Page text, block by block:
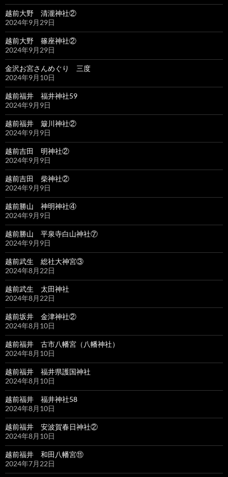
越前大野 清瀧神社②
2024年9月29日
越前大野 篠座神社②
2024年9月29日
金沢お宮さんめぐり 三度
2024年9月10日
越前福井 福井神社59
2024年9月9日
越前福井 簸川神社②
2024年9月9日
越前吉田 明神社②
2024年9月9日
越前吉田 柴神社②
2024年9月9日
越前勝山 神明神社④
2024年9月9日
越前勝山 平泉寺白山神社⑦
2024年9月9日
越前武生 総社大神宮③
2024年8月22日
越前武生 太田神社
2024年8月22日
越前坂井 金津神社②
2024年8月10日
越前福井 古市八幡宮（八幡神社）
2024年8月10日
越前福井 福井県護国神社
2024年8月10日
越前福井 福井神社58
2024年8月10日
越前福井 安波賀春日神社②
2024年8月10日
越前福井 和田八幡宮⑪
2024年7月22日